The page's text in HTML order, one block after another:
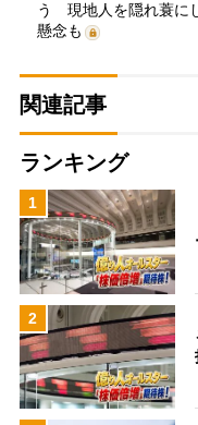
う 現地人を隠れ蓑に
懸念も
関連記事
ランキング
1
2